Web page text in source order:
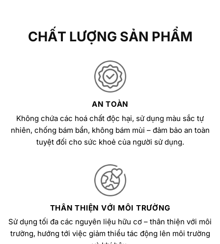
CHẤT LƯỢNG SẢN PHẨM
AN TOÀN
Không chứa các hoá chất độc hại, sử dụng màu sắc tự
nhiên, chống bám bẩn, không bám mùi – đảm bảo an toàn
tuyệt đối cho sức khoẻ của người sử dụng.
THÂN THIỆN VỚI MÔI TRƯỜNG
Sử dụng tối đa các nguyên liệu hữu cơ – thân thiện với môi
trường, hướng tới việc giảm thiểu tác động lên môi trường